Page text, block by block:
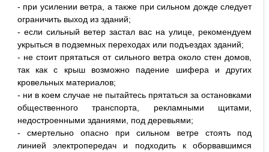
- при усилении ветра, а также при сильном дожде следует
ограничить выход из зданий;
- если сильный ветер застал вас на улице, рекомендуем
укрыться в подземных переходах или подъездах зданий;
- не стоит прятаться от сильного ветра около стен домов,
так как с крыш возможно падение шифера и других
кровельных материалов;
- ни в коем случае не пытайтесь прятаться за остановками
общественного транспорта, рекламными щитами,
недостроенными зданиями, под деревьями;
- смертельно опасно при сильном ветре стоять под
линией электропередач и подходить к оборвавшимся